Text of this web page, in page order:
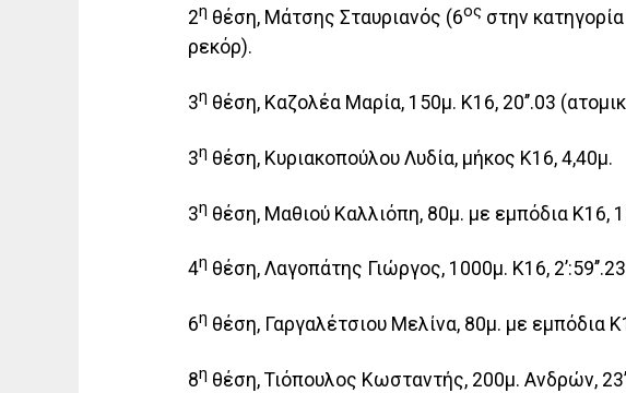
2η θέση, Μάτσης Σταυριανός (6ος στην
ρεκόρ).
3η θέση, Καζολέα Μαρία, 150μ. Κ16, 20’’.03
3η θέση, Κυριακοπούλου Λυδία, μήκος Κ16, 4,40μ.
3η θέση, Μαθιού Καλλιόπη, 80μ. με εμπόδια Κ16,
4η θέση, Λαγοπάτης Γιώργος, 1000μ. Κ16,
6η θέση, Γαργαλέτσιου Μελίνα, 80μ. με εμπόδια
8η θέση, Τιόπουλος Κωσταντής, 200μ. Ανδρών,